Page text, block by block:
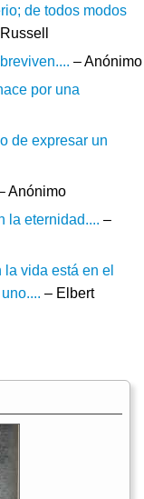
de todos modos
– Anónimo
por una
de expresar un
Anónimo
la eternidad.... –
vida está en el
– Elbert